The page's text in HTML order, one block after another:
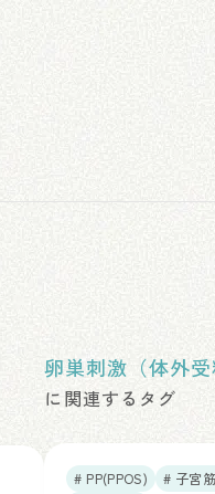
卵巣刺激（体外受
に関連するタグ
# PP(PPOS)
# 子宮